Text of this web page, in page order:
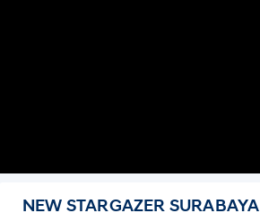
NEW STARGAZER SURABAYA